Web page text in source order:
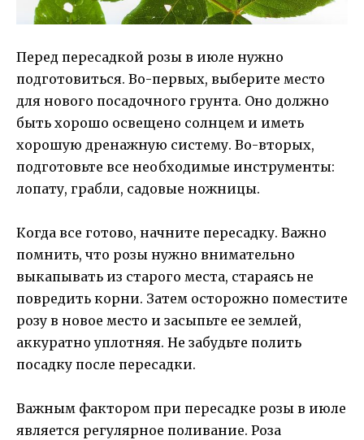
Перед пересадкой розы в июле нужно
подготовиться. Во-первых, выберите место
для нового посадочного грунта. Оно должно
быть хорошо освещено солнцем и иметь
хорошую дренажную систему. Во-вторых,
подготовьте все необходимые инструменты:
лопату, грабли, садовые ножницы.
Когда все готово, начните пересадку. Важно
помнить, что розы нужно внимательно
выкапывать из старого места, стараясь не
повредить корни. Затем осторожно поместите
розу в новое место и засыпьте ее землей,
аккуратно уплотняя. Не забудьте полить
посадку после пересадки.
Важным фактором при пересадке розы в июле
является регулярное поливание. Роза